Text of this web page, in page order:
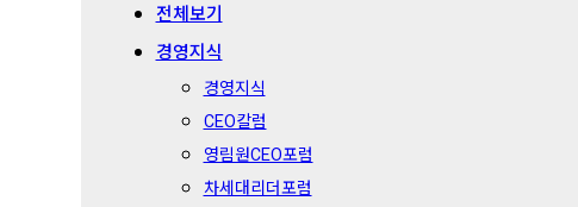
전체보기
경영지식
경영지식
CEO칼럼
영림원CEO포럼
차세대리더포럼